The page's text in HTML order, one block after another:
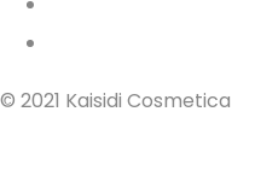
© 2021 Kaisidi Cosmetica